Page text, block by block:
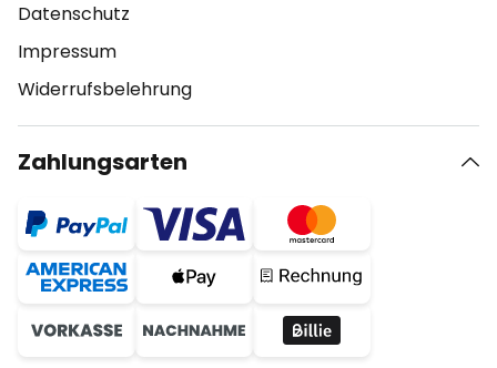
Datenschutz
Impressum
Widerrufsbelehrung
Zahlungsarten